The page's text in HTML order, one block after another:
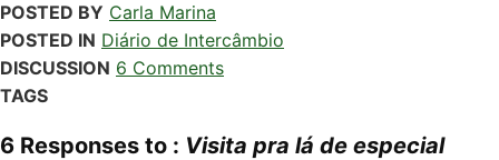
POSTED BY Carla Marina
POSTED IN Diário de Intercâmbio
DISCUSSION 6 Comments
TAGS
6 Responses to : Visita pra lá de especial